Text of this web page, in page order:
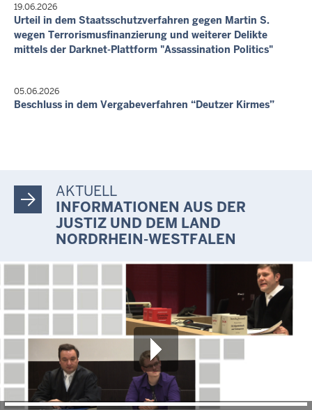
19.06.2026
Urteil in dem Staatsschutzverfahren gegen Martin S.
wegen Terrorismusfinanzierung und weiterer Delikte
mittels der Darknet-Plattform "Assassination Politics"
05.06.2026
Beschluss in dem Vergabeverfahren “Deutzer Kirmes”
AKTUELL
INFORMATIONEN AUS DER
JUSTIZ UND DEM LAND
NORDRHEIN-WESTFALEN